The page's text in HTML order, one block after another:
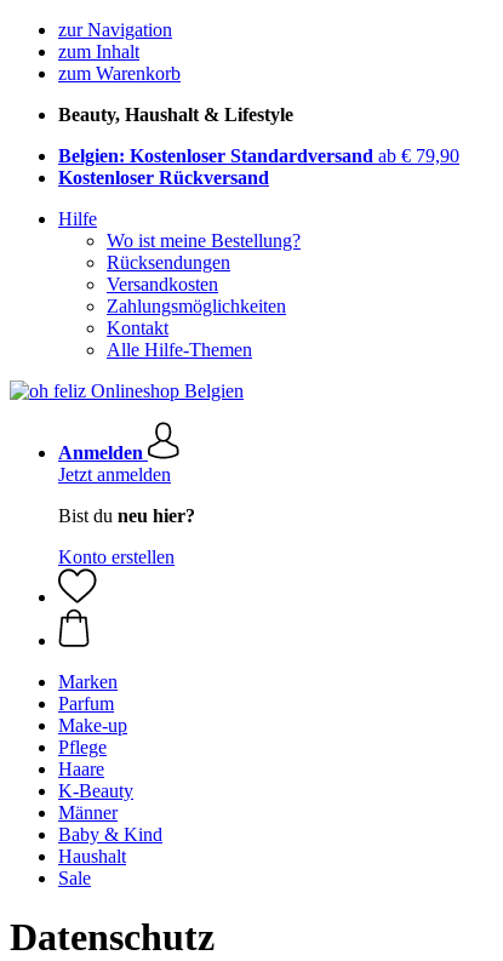
zur Navigation
zum Inhalt
zum Warenkorb
Beauty, Haushalt & Lifestyle
Belgien: Kostenloser Standardversand ab € 79,90
Kostenloser Rückversand
Hilfe
Wo ist meine Bestellung?
Rücksendungen
Versandkosten
Zahlungsmöglichkeiten
Kontakt
Alle Hilfe-Themen
Anmelden
Jetzt anmelden
Bist du neu hier?
Konto erstellen
Marken
Parfum
Make-up
Pflege
Haare
K-Beauty
Männer
Baby & Kind
Haushalt
Sale
Datenschutz